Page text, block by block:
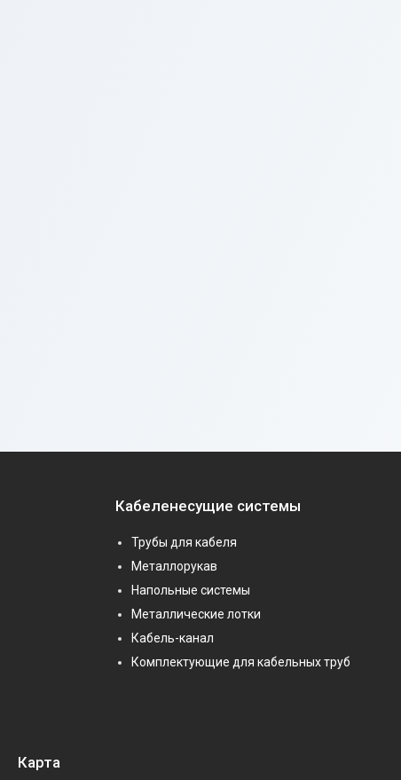
Кабеленесущие системы
Трубы для кабеля
Металлорукав
Напольные системы
Металлические лотки
Кабель-канал
Комплектующие для кабельных труб
Карта